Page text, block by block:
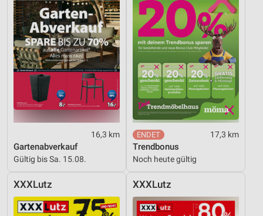
16,3 km
Gartenabverkauf
Gültig bis Sa. 15.08.
17,3 km
Trendbonus
Noch heute gültig
XXXLutz XXXLutz
Erstellung von Profilen für personalisierte
Werbung
Verwendung von Profilen zur Auswahl
personalisierter Werbung
Erstellung von Profilen zur Personalisierung
von Inhalten
Verwendung von Profilen zur Auswahl
Messung der Werbeleistung
Messung der Performance von Inhalten
Analyse von Zielgruppen durch Statistiken oder
Kombinationen von Daten aus verschiedenen
Quellen